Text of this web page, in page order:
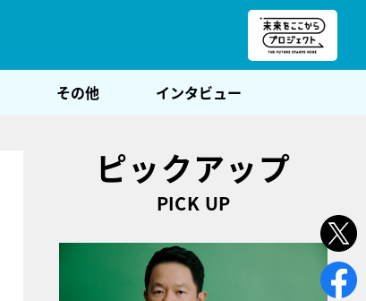
その他 インタビュー
ピックアップ
PICK UP